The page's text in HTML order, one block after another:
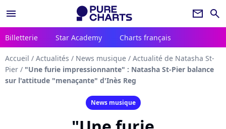
menu newsletter search
Billetterie Star Academy Charts français
Accueil / Actualités / News musique / Actualité de Natasha St-
Pier / "Une furie impressionnante" : Natasha St-Pier balance
sur l'attitude "menaçante" d'Inès Reg
News musique